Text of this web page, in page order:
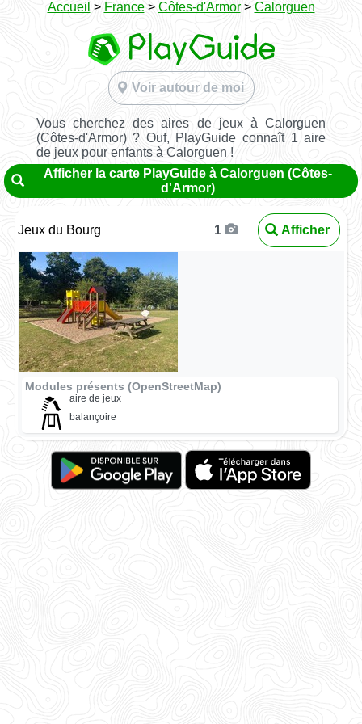
Accueil > France> Côtes-d'Armor> Calorguen
Voir autour de moi
Vous cherchez des aires de jeux à Calorguen
(Côtes-d'Armor) ? Ouf, PlayGuide connaît 1 aire
de jeux pour enfants à Calorguen !
Afficher la carte PlayGuide à Calorguen (Côtes-
d'Armor)
Jeux du Bourg 1 Afficher
Modules présents (OpenStreetMap)
aire de jeux
balançoire